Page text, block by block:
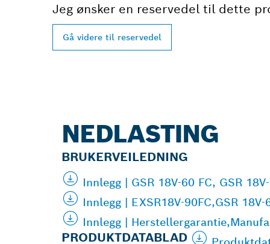
Jeg ønsker en reservedel til dette
Gå videre til reservedel
NEDLASTING
BRUKERVEILEDNING
Innlegg | GSR 18V-60 FC, GSR
Innlegg | EXSR18V-90FC,GSR
Innlegg |
PRODUKTDATABLAD